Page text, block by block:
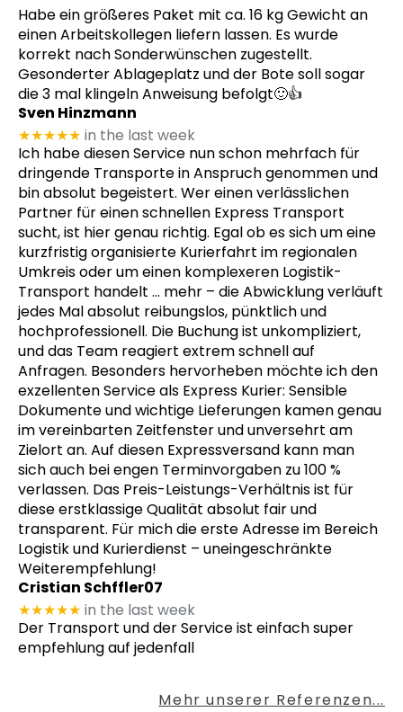
Habe ein größeres Paket mit ca. 16 kg Gewicht an
einen Arbeitskollegen liefern lassen. Es wurde
korrekt nach Sonderwünschen zugestellt.
Gesonderter Ablageplatz und der Bote soll sogar
die 3 mal klingeln Anweisung befolgt🙂👍
Sven Hinzmann
★★★★★ in the last week
Ich habe diesen Service nun schon mehrfach für
dringende Transporte in Anspruch genommen und
bin absolut begeistert. Wer einen verlässlichen
Partner für einen schnellen Express Transport
sucht, ist hier genau richtig. Egal ob es sich um eine
kurzfristig organisierte Kurierfahrt im regionalen
Umkreis oder um einen komplexeren Logistik-
Transport handelt … mehr – die Abwicklung verläuft
jedes Mal absolut reibungslos, pünktlich und
hochprofessionell. Die Buchung ist unkompliziert,
und das Team reagiert extrem schnell auf
Anfragen. Besonders hervorheben möchte ich den
exzellenten Service als Express Kurier: Sensible
Dokumente und wichtige Lieferungen kamen genau
im vereinbarten Zeitfenster und unversehrt am
Zielort an. Auf diesen Expressversand kann man
sich auch bei engen Terminvorgaben zu 100 %
verlassen. Das Preis-Leistungs-Verhältnis ist für
diese erstklassige Qualität absolut fair und
transparent. Für mich die erste Adresse im Bereich
Logistik und Kurierdienst – uneingeschränkte
Weiterempfehlung!
Cristian Schffler07
★★★★★ in the last week
Der Transport und der Service ist einfach super
empfehlung auf jedenfall
Mehr unserer Referenzen...